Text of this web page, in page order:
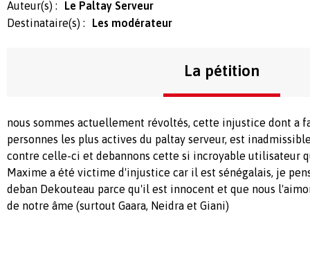
Auteur(s) :
Le Paltay Serveur
Destinataire(s) :
Les modérateur
La pétition
nous sommes actuellement révoltés, cette injustice dont a
personnes les plus actives du paltay serveur, est
contre celle-ci et debannons cette si incroyable utilisateur
Maxime a été victime d'injustice car il est sénégalais, je
deban Dekouteau parce qu'il est innocent et que nous
de notre âme (surtout Gaara, Neidra et Giani)